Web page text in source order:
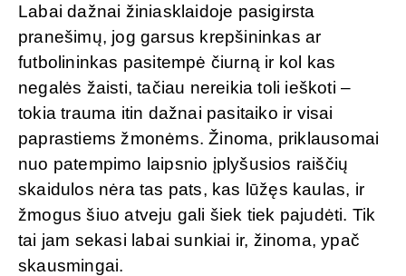
Labai dažnai žiniasklaidoje pasigirsta
pranešimų, jog garsus krepšininkas ar
futbolininkas pasitempė čiurną ir kol kas
negalės žaisti, tačiau nereikia toli ieškoti –
tokia trauma itin dažnai pasitaiko ir visai
paprastiems žmonėms. Žinoma, priklausomai
nuo patempimo laipsnio įplyšusios raiščių
skaidulos nėra tas pats, kas lūžęs kaulas, ir
žmogus šiuo atveju gali šiek tiek pajudėti. Tik
tai jam sekasi labai sunkiai ir, žinoma, ypač
skausmingai.